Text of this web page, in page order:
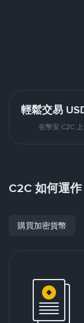
輕鬆交易
在幣安 C2C
C2C 如何運作
購買加密貨幣